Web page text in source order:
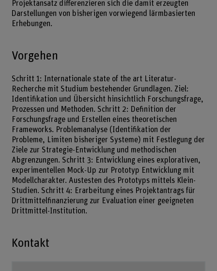
Projektansatz differenzieren sich die damit erzeugten
Darstellungen von bisherigen vorwiegend lärmbasierten
Erhebungen.
Vorgehen
Schritt 1: Internationale state of the art Literatur-
Recherche mit Studium bestehender Grundlagen. Ziel:
Identifikation und Übersicht hinsichtlich Forschungsfrage,
Prozessen und Methoden. Schritt 2: Definition der
Forschungsfrage und Erstellen eines theoretischen
Frameworks. Problemanalyse (Identifikation der
Probleme, Limiten bisheriger Systeme) mit Festlegung der
Ziele zur Strategie-Entwicklung und methodischen
Abgrenzungen. Schritt 3: Entwicklung eines explorativen,
experimentellen Mock-Up zur Prototyp Entwicklung mit
Modellcharakter. Austesten des Prototyps mittels Klein-
Studien. Schritt 4: Erarbeitung eines Projektantrags für
Drittmittelfinanzierung zur Evaluation einer geeigneten
Drittmittel-Institution.
Kontakt